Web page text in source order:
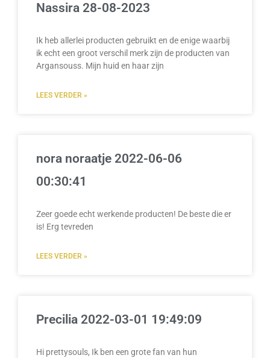
Nassira 28-08-2023
Ik heb allerlei producten gebruikt en de enige waarbij
ik echt een groot verschil merk zijn de producten van
Argansouss. Mijn huid en haar zijn
LEES VERDER »
nora noraatje 2022-06-06
00:30:41
Zeer goede echt werkende producten! De beste die er
is! Erg tevreden
LEES VERDER »
Precilia 2022-03-01 19:49:09
Hi prettysouls, Ik ben een grote fan van hun